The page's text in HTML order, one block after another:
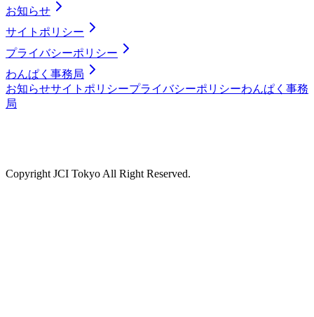
お知らせ
サイトポリシー
プライバシーポリシー
わんぱく事務局
お知らせサイトポリシープライバシーポリシーわんぱく事務
局
Copyright JCI Tokyo All Right Reserved.